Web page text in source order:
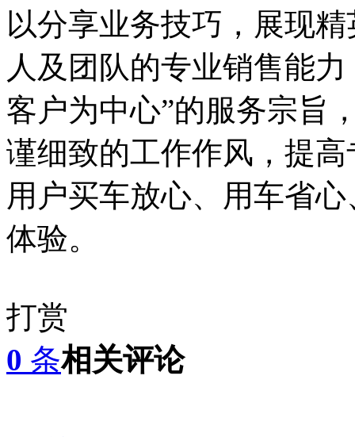
以分享业务技巧，展现
人及团队的专业销售能
客户为中心”的服务宗旨
谨细致的工作作风，提
用户买车放心、用车省
体验。
打赏
0 条相关评论